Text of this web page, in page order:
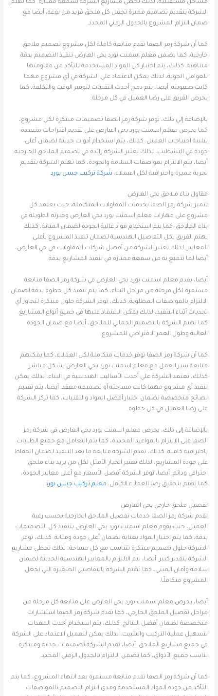
مشاكل مستقبلية، لذلك تحظى مشاريع الشركة بسمعة ممتازة. كما تهتم
الشركة بتقديم تصاميم مميزة تجعل كل ملحق فريد من نوعه، أيضا مع
ضمان التزام المشروع بالجدول الزمني المحدد.
كما أن شركة رمز الصفا تقدم متابعة كاملة لكل مشروع تصميم ملاحق
خارجية، كما يضمن معلم اسمنت بورد بحي العارض تنفيذ التصميم بدقة
متناهية. كذلك، يتم اختبار كل المواد المستخدمة للتأكد من مقاومتها
للعوامل الجوية، لذلك يمكن الاعتماد على الشركة في أي مشروع مهما
كانت صعوبته. أيضا، يتم دمج أحدث التقنيات لتوفير الوقت والتكلفة، كما
يحرص الفريق على رضا العميل في كل مرحلة.
بالإضافة إلى ذلك، توفر شركة رمز الصفا تصميمات مبتكرة لكل مشروع،
كما يحرص معلم اسمنت بورد بحي العارض على تقديم اقتراحات متعددة
لتلبية احتياجات العميل. كذلك، يتم استخدام أدوات حديثة لضمان أعلى
جودة في التشطيب، لذلك تعتبر الشركة رائدة في تصميم الملاحق الخارجية.
أيضا، يتم الالتزام بمواصفات السلامة والجودة، كما تهتم الشركة بتقديم
تجربة مميزة واحترافية لكل العملاء. شركة تركيب جبس بورد
مقاول بناء ملاحق بحي العارض
تتميز شركة رمز الصفا بخدمات المقاولات المتكاملة، حيث يعتمد كل
مشروع على مهارات معلم اسمنت بورد بحي العارض وخبرته الطويلة في
بناء الملاحق. كما يتم استخدام مواد عالية الجودة لضمان المتانة، كذلك
يهتم الفريق بكل التفاصيل الهندسية لضمان تنفيذ المشروع بأعلى
المعايير. لذلك تعتبر الشركة من أفضل شركات المقاولات في حي العارض،
أيضا لما تتمتع به من سمعة ممتازة في تنفيذ المشاريع بدقة.
أيضا، يقدم معلم اسمنت بورد بحي العارض في شركة رمز الصفا متابعة
مستمرة لكل مرحلة من مراحل البناء، كما يتم تنفيذ كل خطوة بدقة لضمان
الالتزام بالمواصفات المطلوبة. كذلك، توفر الشركة حلول مبتكرة لتجاوز أي
تحديات أثناء التنفيذ، لذلك يمكن الاعتماد عليها في جميع أنواع المشاريع.
كما تهتم الشركة بالتصميم الجمالي للملاحق، أيضا مع ضمان الجودة
العالية وطول العمر الافتراضي للمشروع.
كما أن شركة رمز الصفا توفر خدمات متكاملة لكل العملاء، كما يمكنهم
متابعة سير العمل مع معلم اسمنت بورد بحي العارض بشكل مباشر.
كذلك، تعتمد الشركة على أحدث الأساليب الهندسية في البناء، لذلك يمكن
تنفيذ أي مشروع مهما كانت مساحته أو تصميمه معقد. أيضا، يتم تقديم
نصائح متخصصة لضمان اختيار أفضل المواد والتقنيات، كما تركز الشركة
على رضا العميل في كل خطوة.
بالإضافة إلى ذلك، يحرص معلم اسمنت بورد بحي العارض في شركة رمز
الصفا على الالتزام بالمواعيد المحددة، كما يتم التعامل مع جميع الطلبات
باحترافية كاملة. كذلك، تقدم الشركة متابعة ما بعد التنفيذ لضمان الحفاظ
على جودة المشاريع، لذلك تعتبر الخيار الأمثل لكل من يريد بناء ملحق
احترافي ودائم. أيضا، توفر الشركة أفضل الأسعار مع أعلى معايير الجودة،
كما تهتم بتحقيق رضا العملاء الكامل. معلم تركيب جبس بورد
تفصيل ملحق خارجي بحي العارض
تقدم شركة رمز الصفا خدمات تفصيل الملاحق الخارجية بحسب رغبة
العميل، حيث يقوم معلم اسمنت بورد بحي العارض بتنفيذ كل التصميمات
بدقة، كما يتم اختيار المواد بعناية لضمان أعلى جودة ومتانة. كذلك، توفر
الشركة حلول تصميم مبتكرة تتناسب مع كل مساحة، لذلك تحظى مشاريع
الشركة بتقدير كبير. أيضا، يتم الالتزام بالمعايير الهندسية الحديثة لضمان
سلامة وأمان المبنى، كما تهتم الشركة بالتفاصيل الصغيرة التي تجعل
المشروع متكاملًا.
أيضا، يحرص معلم اسمنت بورد بحي العارض على متابعة كل مرحلة من
مراحل تفصيل الملحق الخارجي، كما تقدم شركة رمز الصفا استشارات
متخصصة لضمان أفضل النتائج. كذلك، يتم استخدام أحدث المعدات
لتسهيل عملية التركيب والتثبيت، لذلك يمكن للعميل الاعتماد على الشركة
في جميع مشاريع الملاحق. أيضا، تقدم الشركة تصميمات جذابة ومبتكرة
تناسب جميع الأذواق، كما تضمن الالتزام بالجدول الزمني المحدد.
كما أن شركة رمز الصفا تقدم متابعة مستمرة بعد انتهاء المشروع، كما يتم
التأكد من جودة المواد المستخدمة ومدى التزام التصميم بالمواصفات